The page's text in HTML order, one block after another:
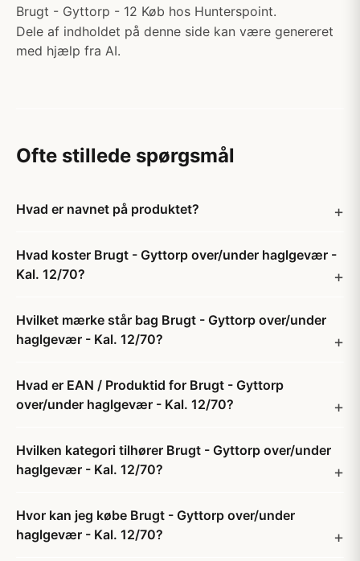
Brugt - Gyttorp - 12 Køb hos Hunterspoint.
Dele af indholdet på denne side kan være genereret
med hjælp fra AI.
Ofte stillede spørgsmål
Hvad er navnet på produktet?
Hvad koster Brugt - Gyttorp over/under haglgevær -
Kal. 12/70?
Hvilket mærke står bag Brugt - Gyttorp over/under
haglgevær - Kal. 12/70?
Hvad er EAN / Produktid for Brugt - Gyttorp
over/under haglgevær - Kal. 12/70?
Hvilken kategori tilhører Brugt - Gyttorp over/under
haglgevær - Kal. 12/70?
Hvor kan jeg købe Brugt - Gyttorp over/under
haglgevær - Kal. 12/70?